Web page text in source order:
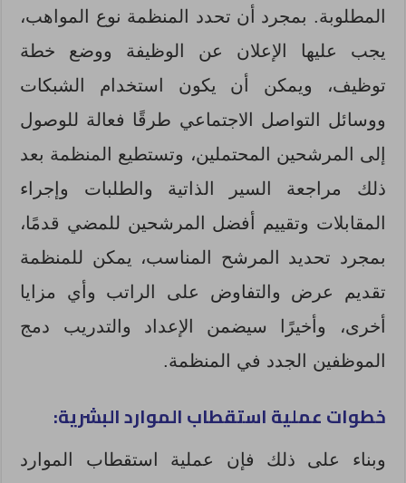
المطلوبة. بمجرد أن تحدد المنظمة نوع المواهب،
يجب عليها الإعلان عن الوظيفة ووضع خطة
توظيف، ويمكن أن يكون استخدام الشبكات
ووسائل التواصل الاجتماعي طرقًا فعالة للوصول
إلى المرشحين المحتملين، وتستطيع المنظمة بعد
ذلك مراجعة السير الذاتية والطلبات وإجراء
المقابلات وتقييم أفضل المرشحين للمضي قدمًا،
بمجرد تحديد المرشح المناسب، يمكن للمنظمة
تقديم عرض والتفاوض على الراتب وأي مزايا
أخرى، وأخيرًا سيضمن الإعداد والتدريب دمج
الموظفين الجدد في المنظمة.
خطوات عملية استقطاب الموارد البشرية:
وبناء على ذلك فإن عملية استقطاب الموارد